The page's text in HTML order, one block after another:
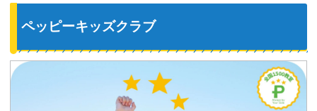
ペッピーキッズクラブ